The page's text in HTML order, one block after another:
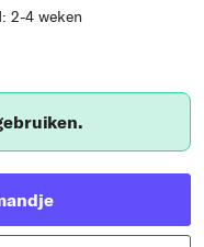
2-4 weken